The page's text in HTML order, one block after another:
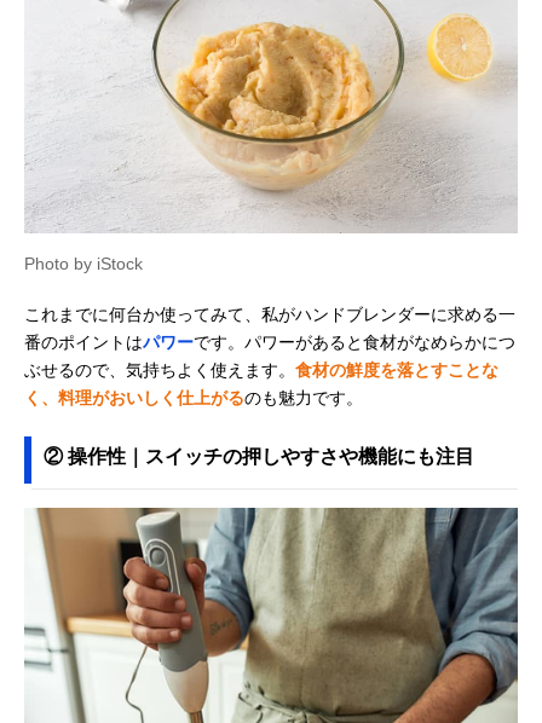
Photo by iStock
これまでに何台か使ってみて、私がハンドブレンダーに求める一
番のポイントはパワーです。パワーがあると食材がなめらかにつ
ぶせるので、気持ちよく使えます。 食材の鮮度を落とすことな
く、料理がおいしく仕上がるのも魅力です。
② 操作性｜スイッチの押しやすさや機能にも注目